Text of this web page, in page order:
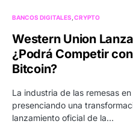
BANCOS DIGITALES CRYPTO
Western Union
¿Podrá Competir
Bitcoin?
La industria de las remesas
presenciando una
lanzamiento oficial de la…